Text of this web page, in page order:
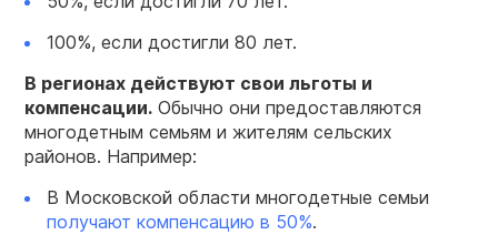
100%, если достигли 80 лет.
В регионах действуют свои льготы и
компенсации. Обычно они предоставляются
многодетным семьям и жителям сельских
районов. Например:
В Московской области многодетные семьи
получают компенсацию в 50%.